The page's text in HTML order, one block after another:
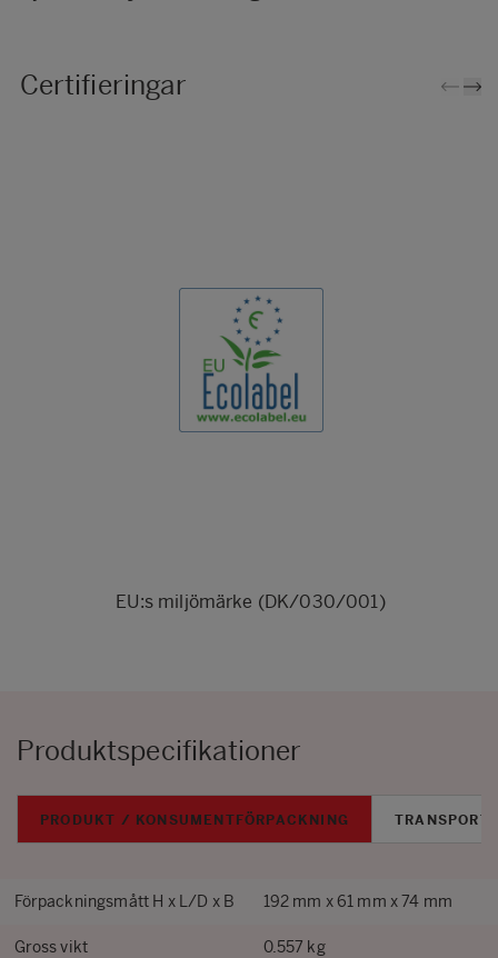
Certifieringar
EU:s miljömärke (DK/030/001)
Produktspecifikationer
PRODUKT / KONSUMENTFÖRPACKNING
Förpackningsmått H x L/D x B 192 mm x 61 mm x 74 mm
Gross vikt 0.557 kg